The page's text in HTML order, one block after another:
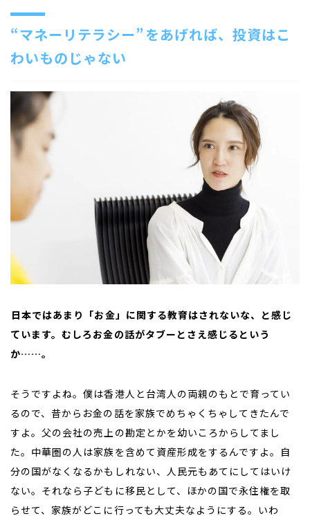
“マネーリテラシー”をあげれば、投資はこ
わいものじゃない
――日本ではあまり「お金」に関する教育はされないな、と感じ
ています。むしろお金の話がタブーとさえ感じるという
か……。
そうですよね。僕は香港人と台湾人の両親のもとで育ってい
るので、昔からお金の話を家族でめちゃくちゃしてきたんで
すよ。父の会社の売上の勘定とかを幼いころからしてまし
た。中華圏の人は家族を含めて資産形成をするんですよ。自
分の国がなくなるかもしれない、人民元もあてにしてはいけ
ない。それなら子どもに移民として、ほかの国で永住権を取
らせて、家族がどこに行っても大丈夫なようにする。いわ